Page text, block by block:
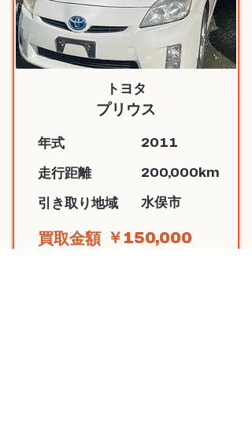
トヨタ
プリウス
​年式
​走行距離
​引き取り地域
2011
200,000km
水俣市
​買取金額 ￥150,000